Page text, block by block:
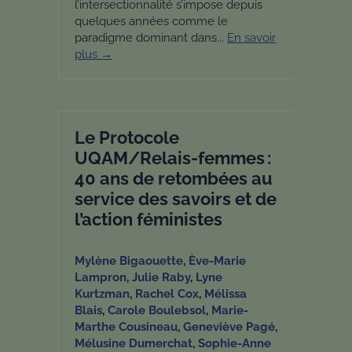
l’intersectionnalité s’impose depuis
quelques années comme le
paradigme dominant dans... En savoir
plus →
Le Protocole
UQAM/Relais-femmes :
40 ans de retombées au
service des savoirs et de
l’action féministes
Mylène Bigaouette, Ève-Marie
Lampron, Julie Raby, Lyne
Kurtzman, Rachel Cox, Mélissa
Blais, Carole Boulebsol, Marie-
Marthe Cousineau, Geneviève Pagé,
Mélusine Dumerchat, Sophie-Anne